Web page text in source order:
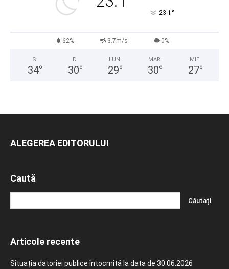
23.1 °
62% 3.7m/s 0%
S
34°
D
30°
LUN
29°
MAR
30°
MIE
27°
ALEGEREA EDITORULUI
Caută
Articole recente
Situația datoriei publice întocmită la data de 30.06.2026